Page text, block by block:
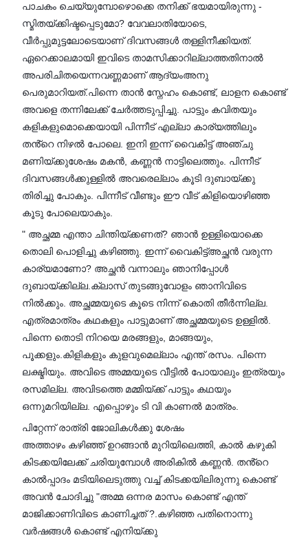
പാചകം ചെയ്യുമ്പോഴൊക്കെ തനിക്ക് ഭയമായിരുന്നു -
സ്മിതയ്ക്കിഷ്ടപ്പെടുമോ? വേവലാതിയോടെ,
വീർപ്പുമുട്ടലോടെയാണ് ദിവസങ്ങൾ തള്ളിനീക്കിയത്.
ഏറെക്കാലമായി ഇവിടെ താമസിക്കാറില്ലാത്തതിനാൽ
അപരിചിതയെന്നവണ്ണമാണ് ആദ്യംഅനു
പെരുമാറിയത്.പിന്നെ താൻ സ്നേഹം കൊണ്ട്, ലാളന കൊണ്ട്
അവളെ തന്നിലേക്ക് ചേർത്തടുപ്പിച്ചു. പാട്ടും കവിതയും
കളികളുമൊക്കെയായി പിന്നീട് എല്ലാ കാര്യത്തിലും
തൻ്റെ നിഴൽ പോലെ. ഇനി ഇന്ന് വൈകിട്ട് അഞ്ചു
മണിയ്ക്കുശേഷം മകൻ, കണ്ണൻ നാട്ടിലെത്തും. പിന്നീട്
ദിവസങ്ങൾക്കുള്ളിൽ അവരെല്ലാം കൂടി ദുബായ്ക്കു
തിരിച്ചു പോകും. പിന്നീട് വീണ്ടും ഈ വീട് കിളിയൊഴിഞ്ഞ
കൂടു പോലെയാകും.
" അച്ഛമ്മ എന്താ ചിന്തിയ്ക്കണത്? ഞാൻ ഉള്ളിയൊക്കെ
തൊലി പൊളിച്ചു കഴിഞ്ഞു. ഇന്ന് വൈകിട്ട്അച്ഛൻ വരുന്ന
കാര്യമാണോ? അച്ഛൻ വന്നാലും ഞാനിപ്പോൾ
ദുബായ്ക്കില്ല.ക്ലാസ് തുടങ്ങുവോളം ഞാനിവിടെ
നിൽക്കും. അച്ഛമ്മയുടെ കൂടെ നിന്ന് കൊതി തീർന്നില്ല.
എത്രമാത്രം കഥകളും പാട്ടുമാണ് അച്ഛമ്മയുടെ ഉള്ളിൽ.
പിന്നെ തൊടി നിറയെ മരങ്ങളും, മാങ്ങയും,
പൂക്കളും.കിളികളും കുളവുമെല്ലാം എന്ത് രസം. പിന്നെ
ലക്ഷ്മിയും. അവിടെ അമ്മയുടെ വീട്ടിൽ പോയാലും ഇത്രയും
രസമില്ല. അവിടത്തെ മമ്മിയ്ക്ക് പാട്ടും കഥയും
ഒന്നുമറിയില്ല. എപ്പൊഴും ടി വി കാണൽ മാത്രം.
പിറ്റേന്ന് രാത്രി ജോലികൾക്കു ശേഷം
അത്താഴം കഴിഞ്ഞ് ഉറങ്ങാൻ മുറിയിലെത്തി, കാൽ കഴുകി
കിടക്കയിലേക്ക് ചരിയുമ്പോൾ അരികിൽ കണ്ണൻ. തൻ്റെ
കാൽപ്പാദം മടിയിലെടുത്തു വച്ച് കിടക്കയിലിരുന്നു കൊണ്ട്
അവൻ ചോദിച്ചു "അമ്മ ഒന്നര മാസം കൊണ്ട് എന്ത്
മാജിക്കാണിവിടെ കാണിച്ചത് ?.കഴിഞ്ഞ പതിനൊന്നു
വർഷങ്ങൾ കൊണ്ട് എനിയ്ക്കു